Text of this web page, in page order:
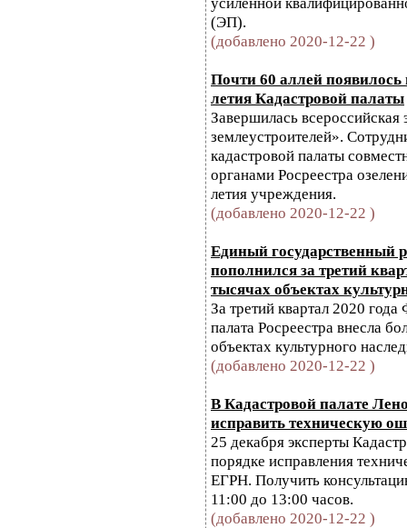
(ЭП).
(добавлено 2020-12-22 )
Почти 60 аллей появилось
летия Кадастровой палаты
Завершилась всероссийская
землеустроителей».
кадастровой палаты
органами Росреестра
летия учреждения.
(добавлено 2020-12-22 )
Единый государственный
пополнился за третий
тысячах объектах
За третий квартал 2020
палата Росреестра внесла
объектах культурного
(добавлено 2020-12-22 )
В Кадастровой палате
исправить техническую
25 декабря эксперты
порядке исправления
ЕГРН. Получить
11:00 до 13:00 часов.
(добавлено 2020-12-22 )